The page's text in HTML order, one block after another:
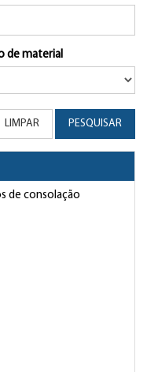
de material
LIMPAR PESQUISAR
de consolação